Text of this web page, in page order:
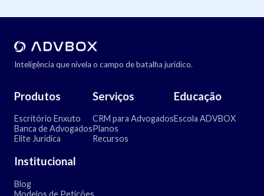
Inteligência que nivela o campo de batalha jurídico.
Produtos
Escritório Enxuto
Banca de Advogados
Elite Jurídica
Serviços
CRM para Advogados
Planos
Recursos
Educação
Escola ADVBOX
Institucional
Blog
Modelos de Petições